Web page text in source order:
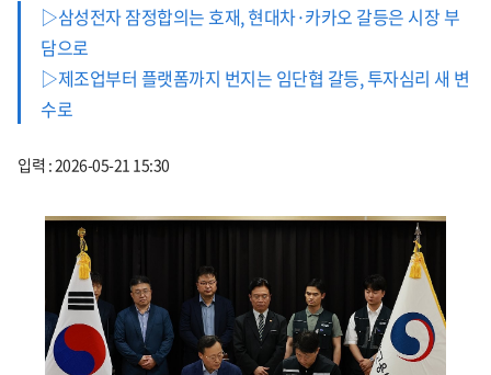
▷삼성전자 잠정합의는 호재, 현대차·카카오 갈등은 시장 부
담으로
▷제조업부터 플랫폼까지 번지는 임단협 갈등, 투자심리 새 변
수로
입력 : 2026-05-21 15:30